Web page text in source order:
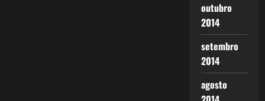
outubro
2014
setembro
2014
agosto